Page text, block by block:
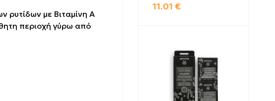
ρυτίδων με Βιταμίνη A
περιοχή γύρω από
11.01 €